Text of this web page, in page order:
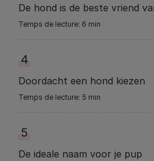
De hond is de beste vriend
6 min
4
Doordacht een hond kiezen
5 min
5
De ideale naam voor je pup